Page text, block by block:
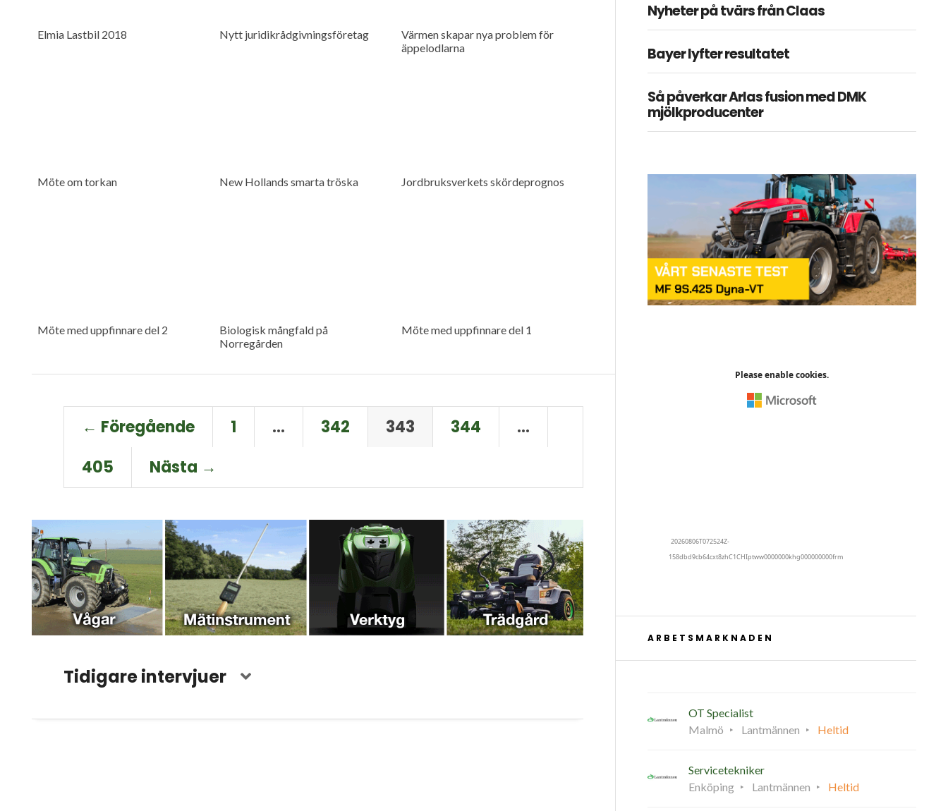
Elmia Lastbil 2018 Nytt juridikrådgivningsföretag
Värmen skapar nya problem för
äppelodlarna
Möte om torkan New Hollands smarta tröska Jordbruksverkets skördeprognos
Möte med uppfinnare del 2
Biologisk mångfald på
Norregården
Möte med uppfinnare del 1
← Föregående 1 … 342 343 344
…
405
Nästa →
Tidigare intervjuer
Nyheter på tvärs från Claas
Bayer lyfter resultatet
Så påverkar Arlas fusion med DMK
mjölkproducenter
ARBETSMARKNADEN
OT Specialist
Malmö
Lantmännen Heltid
Servicetekniker
Enköping
Lantmännen Heltid